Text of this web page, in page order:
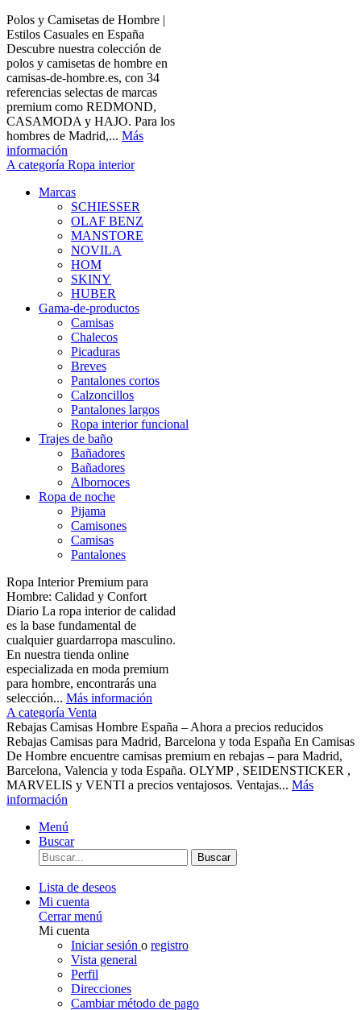
Polos y Camisetas de Hombre |
Estilos Casuales en España
Descubre nuestra colección de
polos y camisetas de hombre en
camisas-de-hombre.es, con 34
referencias selectas de marcas
premium como REDMOND,
CASAMODA y HAJO. Para los
hombres de Madrid,... Más
información
A categoría Ropa interior
Marcas
SCHIESSER
OLAF BENZ
MANSTORE
NOVILA
HOM
SKINY
HUBER
Gama-de-productos
Camisas
Chalecos
Picaduras
Breves
Pantalones cortos
Calzoncillos
Pantalones largos
Ropa interior funcional
Trajes de baño
Bañadores
Bañadores
Albornoces
Ropa de noche
Pijama
Camisones
Camisas
Pantalones
Ropa Interior Premium para
Hombre: Calidad y Confort
Diario La ropa interior de calidad
es la base fundamental de
cualquier guardarropa masculino.
En nuestra tienda online
especializada en moda premium
para hombre, encontrarás una
selección... Más información
A categoría Venta
Rebajas Camisas Hombre España – Ahora a precios reducidos
Rebajas Camisas para Madrid, Barcelona y toda España En Camisas
De Hombre encuentre camisas premium en rebajas – para Madrid,
Barcelona, Valencia y toda España. OLYMP , SEIDENSTICKER ,
MARVELIS y VENTI a precios ventajosos. Ventajas... Más
información
Menú
Buscar
Buscar
Lista de deseos
Mi cuenta
Cerrar menú
Mi cuenta
Iniciar sesión o registro
Vista general
Perfil
Direcciones
Cambiar método de pago